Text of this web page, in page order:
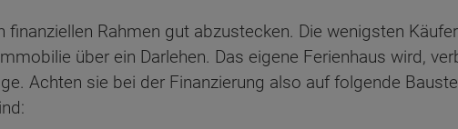
Rahmen gut abzustecken. Die wenigsten
über ein Darlehen. Das eigene Ferienhaus wird,
Achten sie bei der Finanzierung also auf folgende